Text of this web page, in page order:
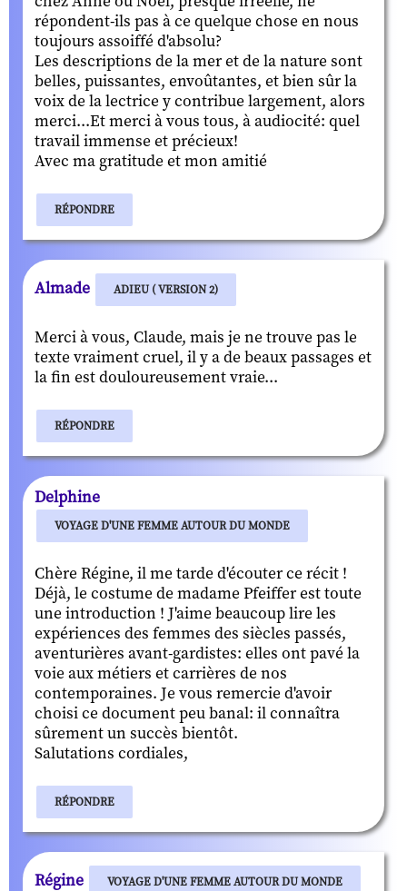
répondent-ils pas à ce quelque chose en nous
toujours assoiffé d'absolu?
Les descriptions de la mer et de la nature sont
belles, puissantes, envoûtantes, et bien sûr la
voix de la lectrice y contribue largement, alors
merci...Et merci à vous tous, à audiocité: quel
travail immense et précieux!
Avec ma gratitude et mon amitié
RÉPONDRE
Almade ADIEU ( VERSION 2)
Merci à vous, Claude, mais je ne trouve pas le
texte vraiment cruel, il y a de beaux passages et
la fin est douloureusement vraie...
RÉPONDRE
Delphine
VOYAGE D'UNE FEMME AUTOUR DU MONDE
Chère Régine, il me tarde d'écouter ce récit !
Déjà, le costume de madame Pfeiffer est toute
une introduction ! J'aime beaucoup lire les
expériences des femmes des siècles passés,
aventurières avant-gardistes: elles ont pavé la
voie aux métiers et carrières de nos
contemporaines. Je vous remercie d'avoir
choisi ce document peu banal: il connaîtra
sûrement un succès bientôt.
Salutations cordiales,
RÉPONDRE
Régine VOYAGE D'UNE FEMME AUTOUR DU MONDE